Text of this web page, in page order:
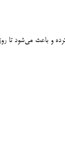
و باعث مي‌شود تا